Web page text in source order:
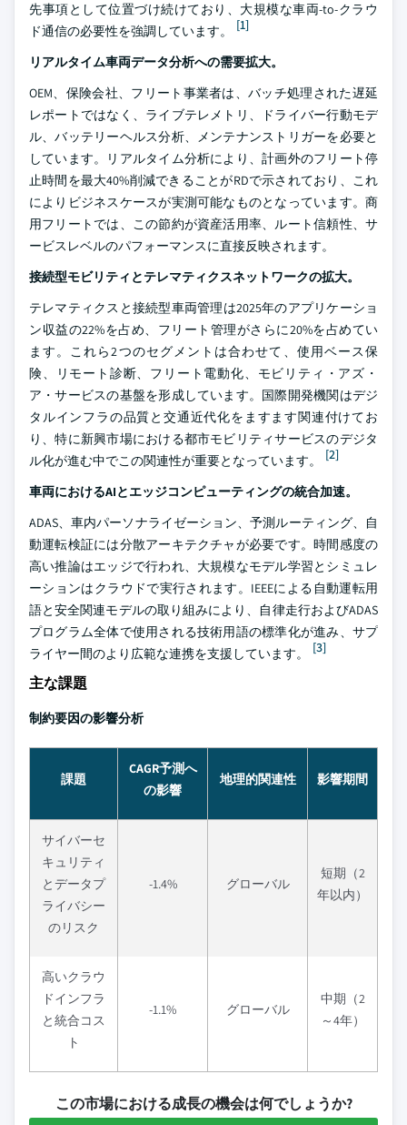
先事項として位置づけ続けており、大規模な車両-to-クラウ
ド通信の必要性を強調しています。
[1]
リアルタイム車両データ分析への需要拡大。
OEM、保険会社、フリート事業者は、バッチ処理された遅延
レポートではなく、ライブテレメトリ、ドライバー行動モデ
ル、バッテリーヘルス分析、メンテナンストリガーを必要と
しています。リアルタイム分析により、計画外のフリート停
止時間を最大40%削減できることがRDで示されており、これ
によりビジネスケースが実測可能なものとなっています。商
用フリートでは、この節約が資産活用率、ルート信頼性、サ
ービスレベルのパフォーマンスに直接反映されます。
接続型モビリティとテレマティクスネットワークの拡大。
テレマティクスと接続型車両管理は2025年のアプリケーショ
ン収益の22%を占め、フリート管理がさらに20%を占めてい
ます。これら2つのセグメントは合わせて、使用ベース保
険、リモート診断、フリート電動化、モビリティ・アズ・
ア・サービスの基盤を形成しています。国際開発機関はデジ
タルインフラの品質と交通近代化をますます関連付けてお
り、特に新興市場における都市モビリティサービスのデジタ
ル化が進む中でこの関連性が重要となっています。
[2]
車両におけるAIとエッジコンピューティングの統合加速。
ADAS、車内パーソナライゼーション、予測ルーティング、自
動運転検証には分散アーキテクチャが必要です。時間感度の
高い推論はエッジで行われ、大規模なモデル学習とシミュレ
ーションはクラウドで実行されます。IEEEによる自動運転用
語と安全関連モデルの取り組みにより、自律走行およびADAS
プログラム全体で使用される技術用語の標準化が進み、サプ
ライヤー間のより広範な連携を支援しています。
[3]
主な課題
制約要因の影響分析
課題
CAGR予測へ
の影響
地理的関連性 影響期間
サイバーセ
キュリティ
とデータプ
ライバシー
のリスク
-1.4% グローバル
短期（2
年以内）
高いクラウ
ドインフラ
と統合コス
ト
-1.1% グローバル
中期（2
～4年）
この市場における成長の機会は何でしょうか?